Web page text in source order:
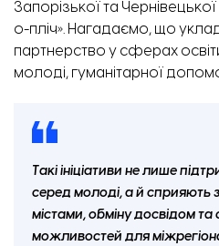
Запорізької та
о-пліч». Нагадаємо, що
партнерство у сферах
молоді, гуманітарної
Такі ініціативи не лише
серед молоді, а й сприяють
містами, обміну досвідом
можливостей для